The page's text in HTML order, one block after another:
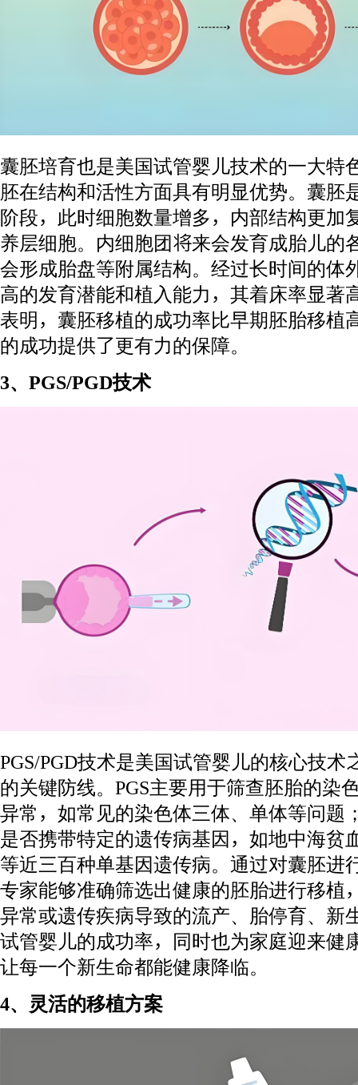
囊胚培育也是美国试管婴儿技术的一大特
胚在结构和活性方面具有明显优势。囊胚
阶段，此时细胞数量增多，内部结构更加
养层细胞。内细胞团将来会发育成胎儿的
会形成胎盘等附属结构。经过长时间的体
高的发育潜能和植入能力，其着床率显著
表明，囊胚移植的成功率比早期胚胎移植
的成功提供了更有力的保障。
3、PGS/PGD技术
PGS/PGD技术是美国试管婴儿的核心技术
的关键防线。PGS主要用于筛查胚胎的染
异常，如常见的染色体三体、单体等问题
是否携带特定的遗传病基因，如地中海贫
等近三百种单基因遗传病。通过对囊胚进
专家能够准确筛选出健康的胚胎进行移植
异常或遗传疾病导致的流产、胎停育、新
试管婴儿的成功率，同时也为家庭迎来健
让每一个新生命都能健康降临。
4、灵活的移植方案